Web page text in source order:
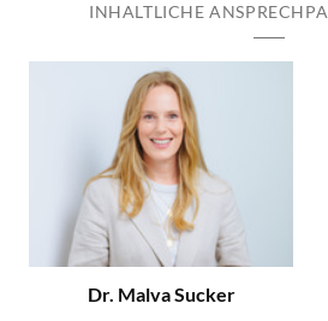
INHALTLICHE
Dr. Malva Sucker